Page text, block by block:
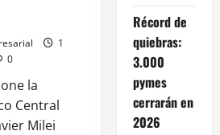
1
0
la
Central
Milei
Récord de
quiebras:
3.000
pymes
cerrarán en
2026